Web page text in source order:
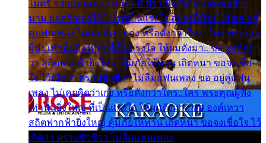
ไมตรี จากแฟนเพลง ทุกทุกที่ ปราณีหลั่งไหล ผมขอฝาก
นาม ยอดรักเอาไว้ โปรดเป็นแรงใจ อย่างนี้เรื่อยไป ขอ อยู่
คู่แฟนเพลง ไม่เคยคิดว่าเก่ง หรือดังกว่าใคร..ใคร พระคุณ
ผู้ฟัง เท่านั้นยิ่งใหญ่ ที่เป็นแรงใจ ให้ผมดังมา.. ขอ องค์เท
วา สถิตฟากฟ้ายิ่งใหญ่ คุ้มภัยให้ท่าน เถิดหนา ขอจงเชื่อ
ใจ ไว้เถิดว่า ตราบชั่วชีวา ไม่ลืมแฟนเพลง ขอ อยู่คู่แฟน
เพลง ไม่เคยคิดว่าเก่ง หรือดังกว่าใคร..ใคร พระคุณผู้ฟัง
เท่านั้นยิ่งใหญ่ ที่เป็นแรงใจ ให้ผมดังมา.. ขอ องค์เทวา
สถิตฟากฟ้ายิ่งใหญ่ คุ้มภัยให้ท่าน เถิดหนา ขอจงเชื่อใจ ไว้
เถิดว่า ตราบชั่วชีวา ไม่ลืมแฟนเพลง